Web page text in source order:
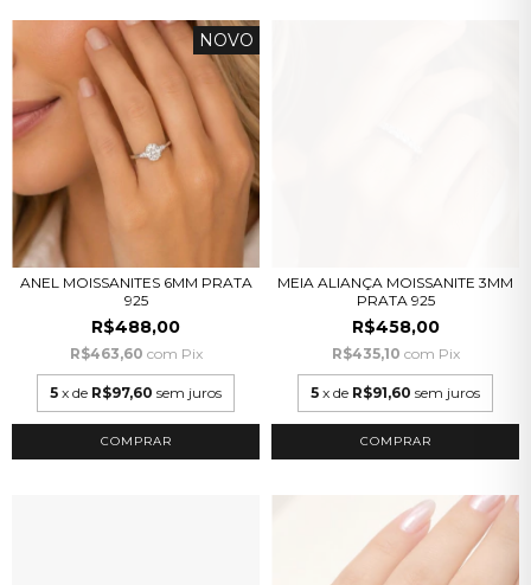
NOVO
ANEL MOISSANITES 6MM PRATA
925
R$488,00
R$463,60 com Pix
5 x de R$97,60 sem juros
COMPRAR
MEIA ALIANÇA MOISSANITE 3MM
PRATA 925
R$458,00
R$435,10 com Pix
5 x de R$91,60 sem juros
COMPRAR